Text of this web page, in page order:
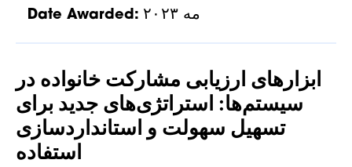
Date Awarded:
مه ۲۰۲۳
ابزارهای ارزیابی مشارکت خانواده در
سیستم‌ها: استراتژی‌های جدید برای
تسهیل سهولت و استانداردسازی
استفاده